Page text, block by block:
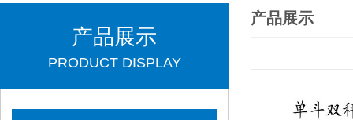
产品展示
PRODUCT DISPLAY
产品展示